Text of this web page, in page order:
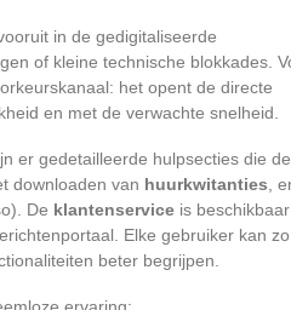
in de gedigitaliseerde
of kleine technische blokkades.
het opent de directe
en met de verwachte snelheid.
er gedetailleerde hulpsecties die de
downloaden van huurkwitanties ,
De klantenservice is
Elke gebruiker kan zo
beter begrijpen.